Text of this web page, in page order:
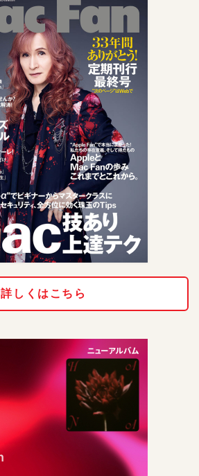
詳しくはこちら